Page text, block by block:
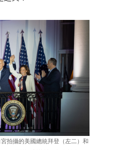
拍攝的美國總統拜登（左二）和